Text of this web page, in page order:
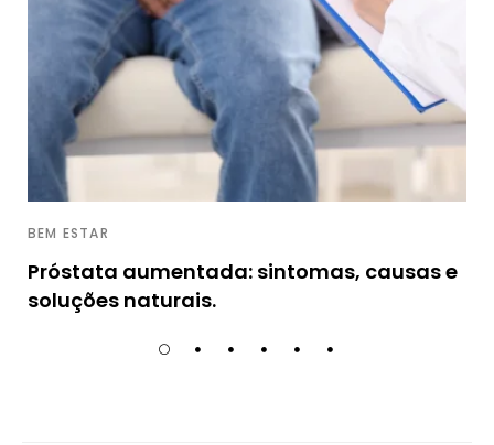
BEM ESTAR
Próstata aumentada: sintomas, causas e
soluções naturais.